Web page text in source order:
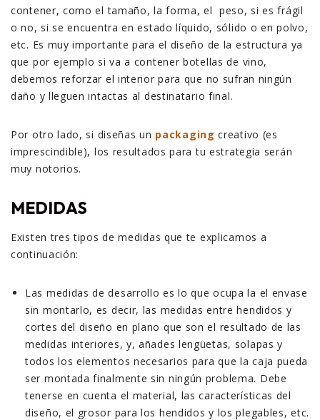
contener, como el tamaño, la forma, el peso, si es frágil
o no, si se encuentra en estado líquido, sólido o en polvo,
etc. Es muy importante para el diseño de la estructura ya
que por ejemplo si va a contener botellas de vino,
debemos reforzar el interior para que no sufran ningún
daño y lleguen intactas al destinatario final.
Por otro lado, si diseñas un packaging creativo (es
imprescindible), los resultados para tu estrategia serán
muy notorios.
MEDIDAS
Existen tres tipos de medidas que te explicamos a
continuación:
Las medidas de desarrollo es lo que ocupa la el envase
sin montarlo, es decir, las medidas entre hendidos y
cortes del diseño en plano que son el resultado de las
medidas interiores, y, añades lengüetas, solapas y
todos los elementos necesarios para que la caja pueda
ser montada finalmente sin ningún problema. Debe
tenerse en cuenta el material, las características del
diseño, el grosor para los hendidos y los plegables, etc.